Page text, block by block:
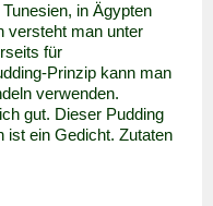
in Ägypten
versteht man unter
für
Prinzip kann man
verwenden.
gut. Dieser Pudding
ist ein Gedicht. Zutaten